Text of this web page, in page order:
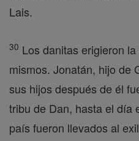
Lais.
30 Los danitas erigieron
mismos. Jonatán, hijo de
sus hijos después de él
tribu de Dan, hasta el día
país fueron llevados al